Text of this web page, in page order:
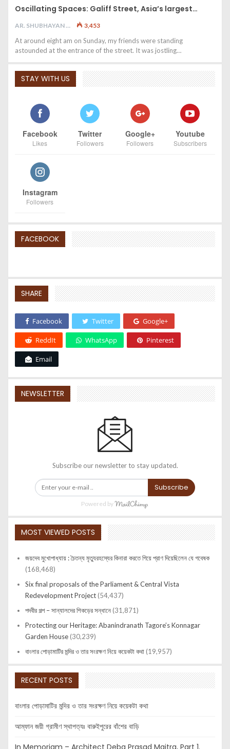
Oscillating Spaces: Galiff Street, Asia’s largest…
AR. SHUBHAYAN M 3,453
At around eight am on Sunday, my friends were standing
astounded at the entrance of the street. It was jostling…
STAY WITH US
Facebook
Likes
Twitter
Followers
Google+
Followers
Youtube
Subscribers
Instagram
Followers
FACEBOOK
SHARE
Facebook Twitter Google+
ReddIt WhatsApp Pinterest
Email
NEWSLETTER
Subscribe our newsletter to stay updated.
Subscribe
Powered by
MOST VIEWED POSTS
জয়দেব মুখোপাধ্যায় : চৈতন্য মৃত্যুরহস্যের কিনারা করতে গিয়ে প্রাণ দিয়েছিলেন যে গবেষক
(168,468)
Six final proposals of the Parliament & Central Vista
Redevelopment Project (54,437)
পদবীর গল্প – সান্যালদের শিকড়ের সন্ধানে (31,871)
Protecting our Heritage: Abanindranath Tagore’s Konnagar
Garden House (30,239)
বাংলার পোড়ামাটির মন্দির ও তার সংরক্ষণ নিয়ে কয়েকটা কথা (19,957)
RECENT POSTS
বাংলার পোড়ামাটির মন্দির ও তার সংরক্ষণ নিয়ে কয়েকটা কথা
আম্ফান জয়ী গ্রামীণ স্থাপত্যঃ বারুইপুরের বাঁশের বাড়ি
In Memoriam – Architect Deba Prasad Maitra, Part 1.